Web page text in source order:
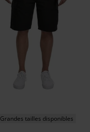
Grandes tailles disponibles